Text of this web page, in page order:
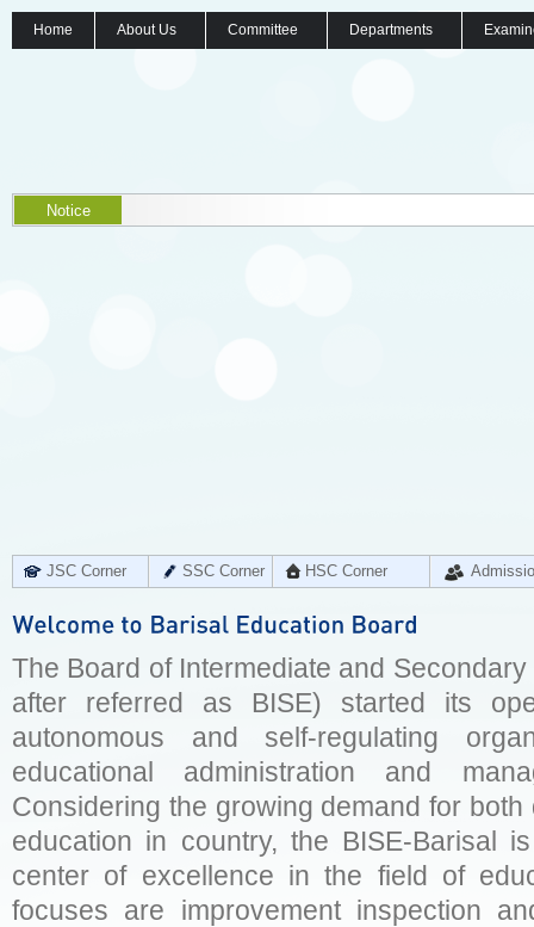
Home About Us Committee Departments
Notice
JSC Corner SSC Corner HSC Corner
The Board of Intermediate and
after referred as BISE) started its
autonomous and self-regulating
educational administration and
Considering the growing demand for
education in country, the BISE-Barisal
center of excellence in the field of
focuses are improvement inspection